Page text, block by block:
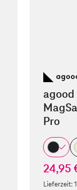
agood
Pro
24,95
Lieferzeit: